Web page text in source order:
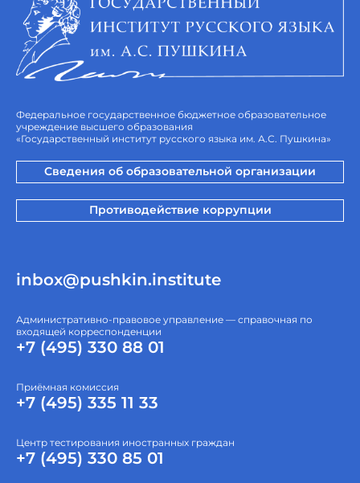
Федеральное государственное бюджетное образовательное
учреждение высшего образования
«Государственный институт русского языка им. А.С. Пушкина»
Сведения об образовательной организации
Противодействие коррупции
inbox@pushkin.institute
Административно-правовое управление — справочная по
входящей корреспонденции
+7 (495) 330 88 01
Приёмная комиссия
+7 (495) 335 11 33
Центр тестирования иностранных граждан
+7 (495) 330 85 01